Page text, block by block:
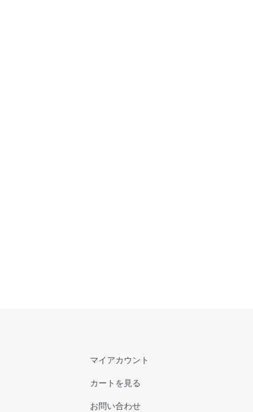
マイアカウント
カートを見る
お問い合わせ